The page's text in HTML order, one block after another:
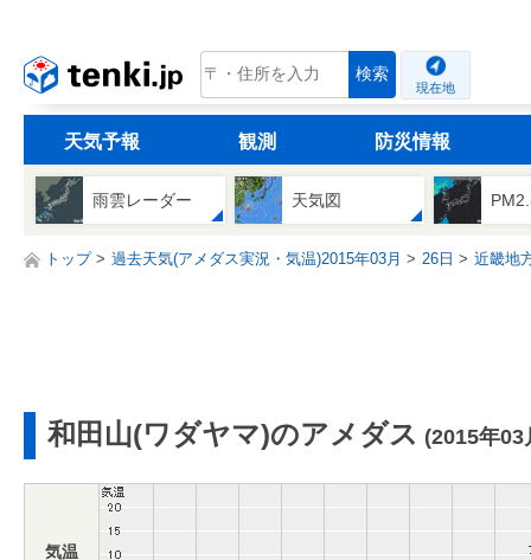
tenki.jp 検索
現在地
天気予報 観測 防災情報
雨雲レーダー 天気図
トップ 過去天気(アメダス実況・気温)2015年03月 26日 近畿地
和田山(ワダヤマ)のアメダス (2015年03
気温